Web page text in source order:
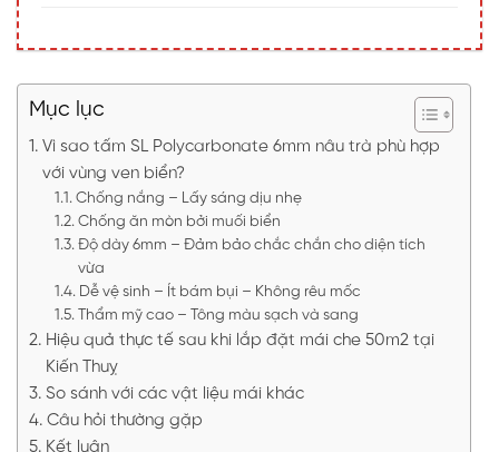
Mục lục
Vì sao tấm SL Polycarbonate 6mm nâu trà phù hợp
với vùng ven biển?
Chống nắng – Lấy sáng dịu nhẹ
Chống ăn mòn bởi muối biển
Độ dày 6mm – Đảm bảo chắc chắn cho diện tích
vừa
Dễ vệ sinh – Ít bám bụi – Không rêu mốc
Thẩm mỹ cao – Tông màu sạch và sang
Hiệu quả thực tế sau khi lắp đặt mái che 50m2 tại
Kiến Thuỵ
So sánh với các vật liệu mái khác
Câu hỏi thường gặp
Kết luận